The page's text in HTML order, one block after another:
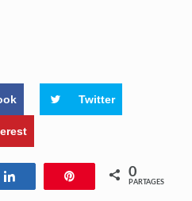
Twitter
Partagez Enregistrer
0
PARTAGES